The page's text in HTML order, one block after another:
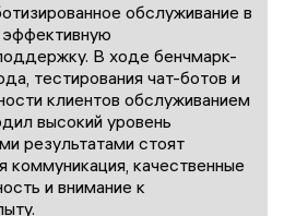
обслуживание в
В ходе бенчмарк-
тестирования чат-ботов и
клиентов обслуживанием
высокий уровень
результатами стоят
коммуникация, качественные
и внимание к